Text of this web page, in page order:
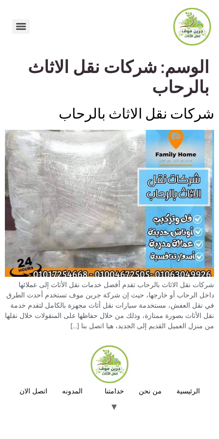
الوسم: شركات نقل الاثاث
بالرحاب
شركات نقل الاثاث بالرحاب
شركات نقل الاثاث بالرحاب تقدم أفضل خدمات نقل الأثاث إلى عملائها
داخل الرحاب أو خارجها، حيث إن شركة جرين موف تستخدم أحدث الطرق
في نقل العفش، مستخدمة سيارات نقل أثاث مجهزة بالكامل لتقدم خدمة
نقل الأثاث بصورة ممتازة، وذلك من خلال حفاظها على المنقولات خلال نقلها
من منزل العميل القديم إلى الجديد، هيا اتصل بنا […]
الرئيسية من نحن خدامتنا المدونه اتصل الان